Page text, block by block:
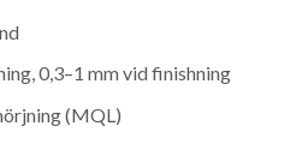
0,3–1 mm vid finishning
(MQL)